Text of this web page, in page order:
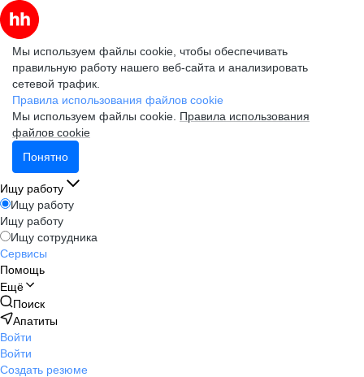
Мы используем файлы cookie, чтобы обеспечивать
правильную работу нашего веб-сайта и анализировать
сетевой трафик.
Правила использования файлов cookie
Мы используем файлы cookie. Правила использования
файлов cookie
Понятно
Ищу работу
Ищу работу
Ищу работу
Ищу сотрудника
Сервисы
Помощь
Ещё
Поиск
Апатиты
Войти
Войти
Создать резюме